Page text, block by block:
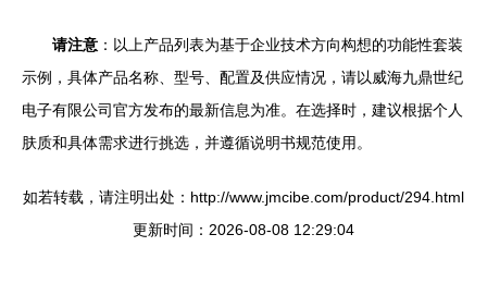
请注意 ：以上产品列表为基于企业技术方向构想的功能性套装
示例，具体产品名称、型号、配置及供应情况，请以威海九鼎世纪
电子有限公司官方发布的最新信息为准。在选择时，建议根据个人
肤质和具体需求进行挑选，并遵循说明书规范使用。
如若转载，请注明出处：http://www.jmcibe.com/product/294.html
更新时间：2026-08-08 12:29:04